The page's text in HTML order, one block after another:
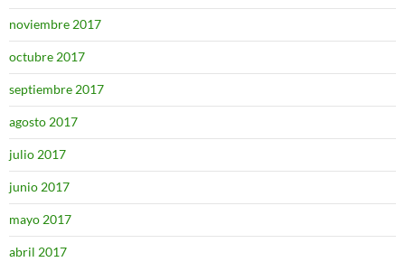
noviembre 2017
octubre 2017
septiembre 2017
agosto 2017
julio 2017
junio 2017
mayo 2017
abril 2017